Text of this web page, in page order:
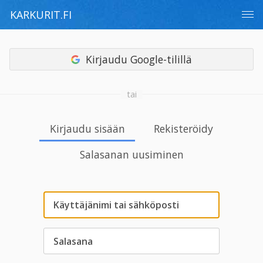
KARKURIT.FI
Kirjaudu Google-tilillä
tai
Kirjaudu sisään
Rekisteröidy
Salasanan uusiminen